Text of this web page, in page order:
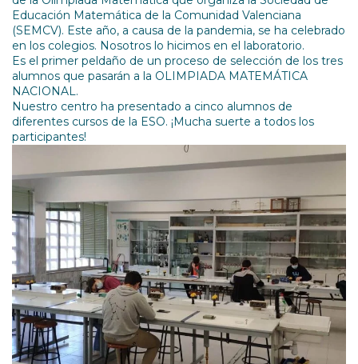
Educación Matemática de la Comunidad Valenciana
(SEMCV). Este año, a causa de la pandemia, se ha celebrado
en los colegios. Nosotros lo hicimos en el laboratorio.
Es el primer peldaño de un proceso de selección de los tres
alumnos que pasarán a la OLIMPIADA MATEMÁTICA
NACIONAL.
Nuestro centro ha presentado a cinco alumnos de
diferentes cursos de la ESO. ¡Mucha suerte a todos los
participantes!